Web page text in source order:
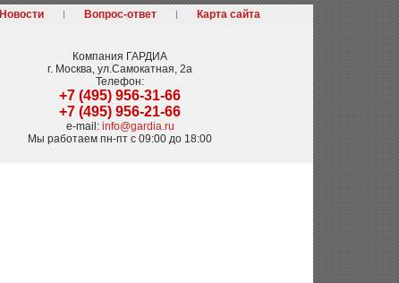
Новости Вопрос-ответ Карта сайта
Компания ГАРДИА
г. Москва, ул.Самокатная, 2а
Телефон:
+7 (495) 956-31-66
+7 (495) 956-21-66
e-mail: info@gardia.ru
Мы работаем пн-пт с 09:00 до 18:00